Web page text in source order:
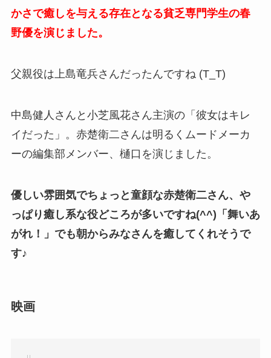
かさで癒しを与える存在となる貧乏専門学生の春
野優を演じました。
父親役は上島竜兵さんだったんですね (T_T)
中島健人さんと小芝風花さん主演の「彼女はキレ
イだった」。赤楚衛二さんは明るくムードメーカ
ーの編集部メンバー、樋口を演じました。
優しい雰囲気でちょっと童顔な赤楚衛二さん、や
っぱり癒し系な役どころが多いですね(^^)「舞いあ
がれ！」でも朝からみなさんを癒してくれそうで
す♪
映画